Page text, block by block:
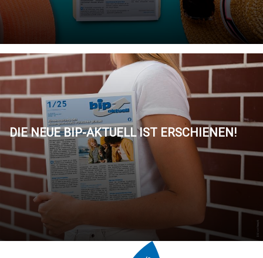
DIE NEUE BIP-AKTUELL IST ERSCHIENEN!